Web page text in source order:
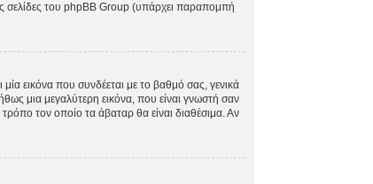
σελίδες του phpBB Group (υπάρχει παραπομπή
εικόνα που συνδέεται με το βαθμό σας, γενικά
μια μεγαλύτερη εικόνα, που είναι γνωστή σαν
τρόπο τον οποίο τα άβαταρ θα είναι διαθέσιμα. Αν